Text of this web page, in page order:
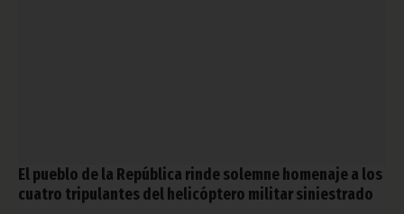
El pueblo de la República rinde solemne homenaje a los
cuatro tripulantes del helicóptero militar siniestrado